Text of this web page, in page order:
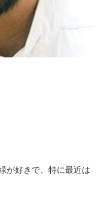
が好きで、特に最近は